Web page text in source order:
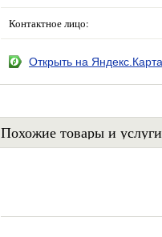
Контактное лицо:
Открыть на
Похожие товары и услуги